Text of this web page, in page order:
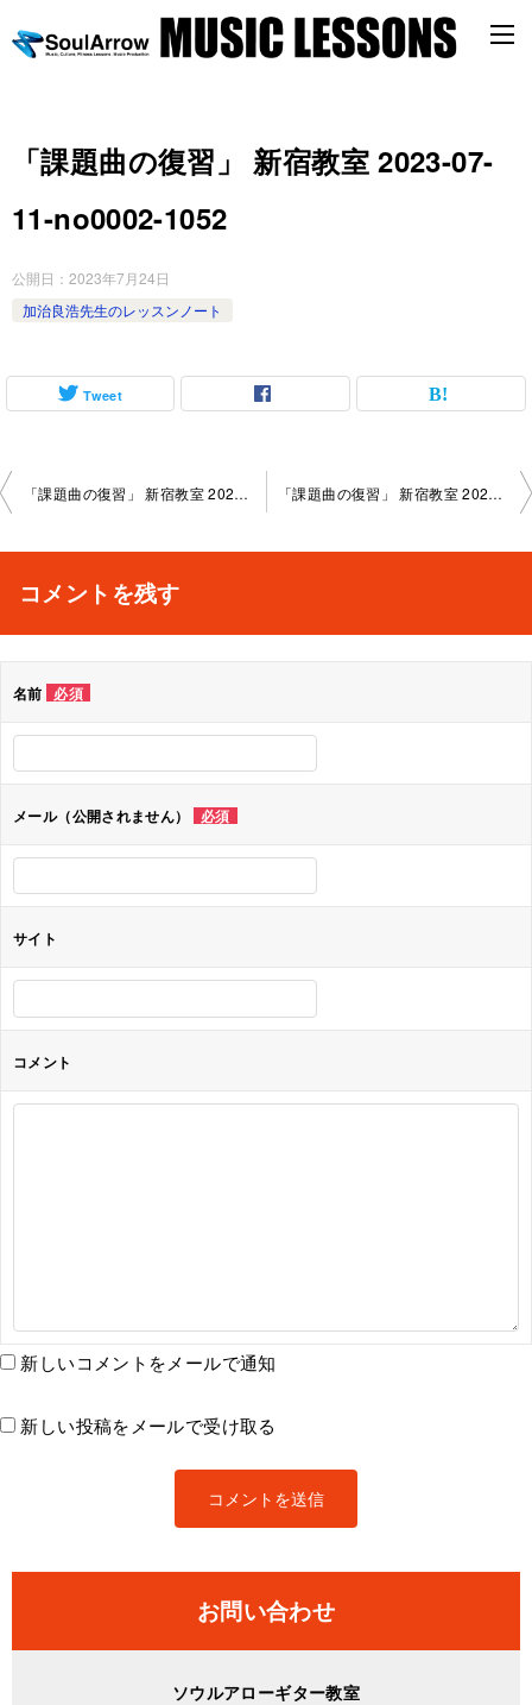
「課題曲の復習」 新宿教室 2023-07-
11-no0002-1052
公開日： 2023年7月24日
加治良浩先生のレッスンノート
Tweet
投
ビ
シ
ョ
ン
「課題曲の復習」 新宿教室 2023-07-07-no0002-1004 「課題曲の復習」 新宿教室 2023-07-18-no0002-1052
コメントを残す
名前 必須
メール（公開されません） 必須
サイト
コメント
新しいコメントをメールで通知
新しい投稿をメールで受け取る
お問い合わせ
ソウルアローギター教室